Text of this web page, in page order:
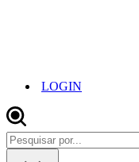
LOGIN
Pesquisar
por...